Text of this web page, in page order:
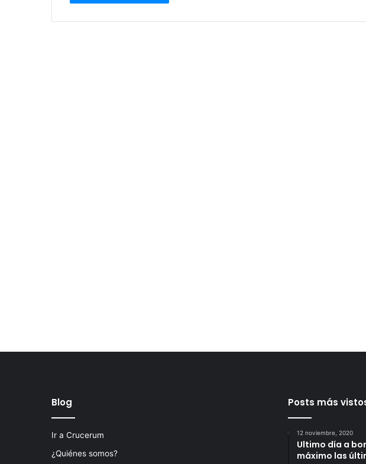
Blog
Ir a Crucerum
¿Quiénes somos?
Posts más
12 noviembre, 2020
Ultimo día a
máximo las